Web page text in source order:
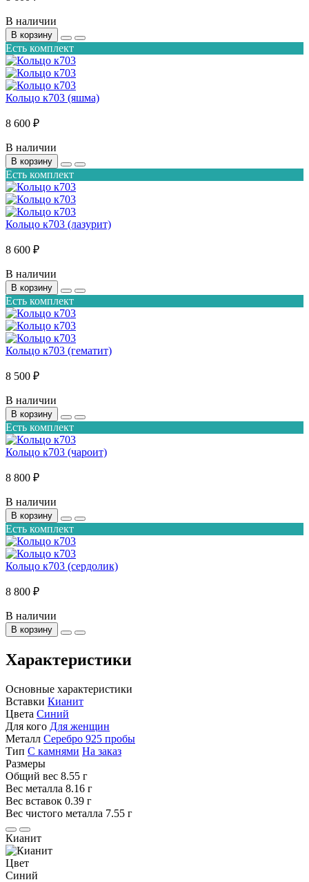
В наличии
В корзину
Есть комплект
Кольцо к703 (яшма)
8 600 ₽
В наличии
В корзину
Есть комплект
Кольцо к703 (лазурит)
8 600 ₽
В наличии
В корзину
Есть комплект
Кольцо к703 (гематит)
8 500 ₽
В наличии
В корзину
Есть комплект
Кольцо к703 (чароит)
8 800 ₽
В наличии
В корзину
Есть комплект
Кольцо к703 (сердолик)
8 800 ₽
В наличии
В корзину
Характеристики
Основные характеристики
Вставки Кианит
Цвета Синий
Для кого Для женщин
Металл Серебро 925 пробы
Тип С камнями На заказ
Размеры
Общий вес 8.55 г
Вес металла 8.16 г
Вес вставок 0.39 г
Вес чистого металла 7.55 г
Кианит
Цвет
Синий